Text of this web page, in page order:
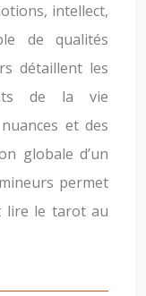
intellect,
de qualités
détaillent les
de la vie
et des
globale d’un
permet
lire le tarot au